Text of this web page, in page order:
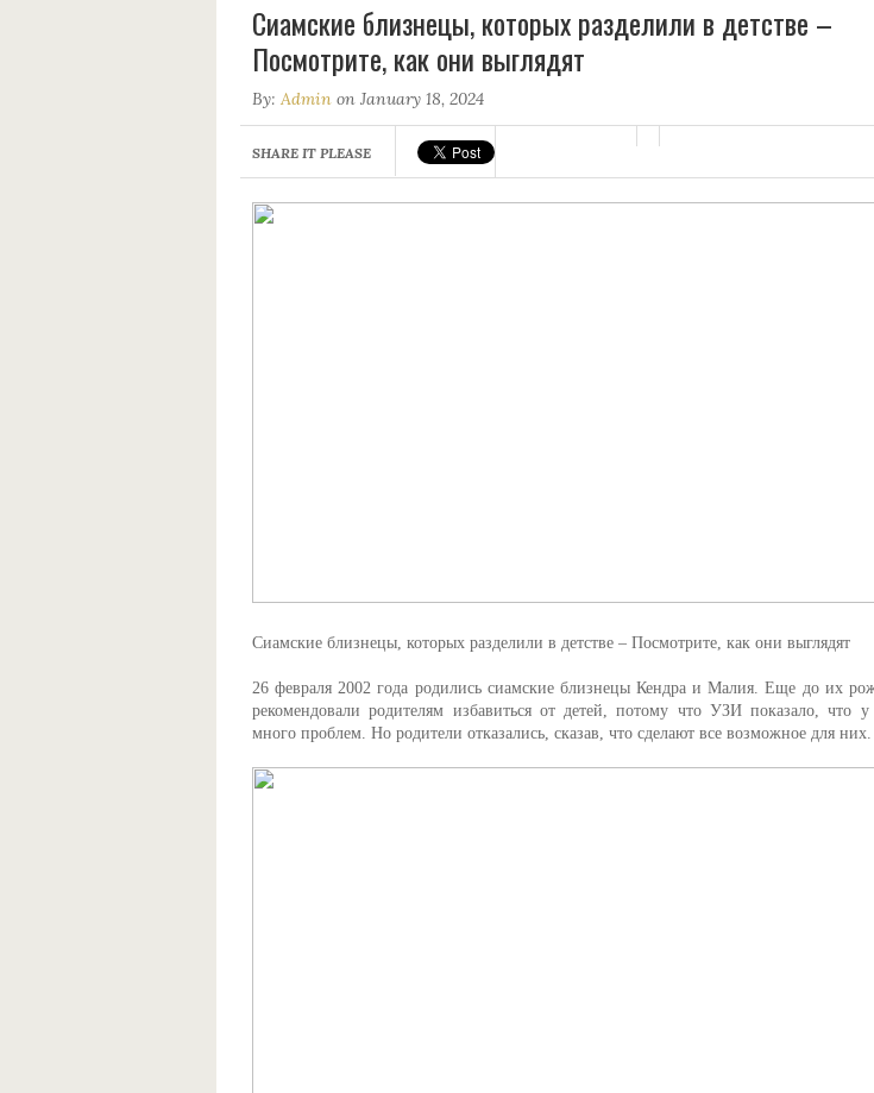
Сиамские близнецы, которых разделили в детстве –
Посмотрите, как они выглядят
By: Admin on January 18, 2024
SHARE IT PLEASE
Сиамские близнецы, которых разделили в детстве – Посмотрите, как они выглядят
26 февраля 2002 года родились сиамские близнецы Кендра и Малия. Еще до их
рекомендовали родителям избавиться от детей, потому что УЗИ показало, что у
много проблем. Но родители отказались, сказав, что сделают все возможное для них.